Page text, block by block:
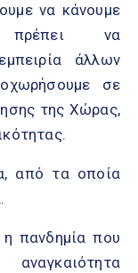
να κάνουμε
να
άλλων
σε
της Χώρας,
από τα οποία
πανδημία που